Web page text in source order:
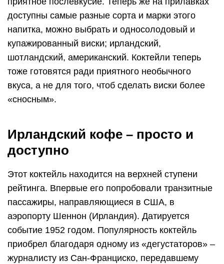
доступны самые разные сорта и марки этого
напитка, можно выбрать и односолодовый и
купажированный виски; ирландский,
шотландский, американский. Коктейли теперь
тоже готовятся ради приятного необычного
вкуса, а не для того, чтоб сделать виски более
«сносным».
Ирландский кофе – просто и
доступно
Этот коктейль находится на верхней ступени
рейтинга. Впервые его попробовали транзитные
пассажиры, направляющиеся в США, в
аэропорту Шеннон (Ирландия). Датируется
событие 1952 годом. Популярность коктейль
приобрел благодаря одному из «дегустаторов» –
журналисту из Сан-Франциско, передавшему